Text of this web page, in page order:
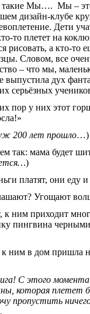
такие Мы…. Мы –
дизайн-клубе
Дети
то плетет на
рисовать, а кто-
Словом, все
– что мы,
выпустила дух
серьёзных
пор у них этот
200 лет прошло…)
так: мама будет
)
платят, они еду
Угощают
к ним приходит
пингвина
ним в дом пришла
С этого
которая плетет
пропустить